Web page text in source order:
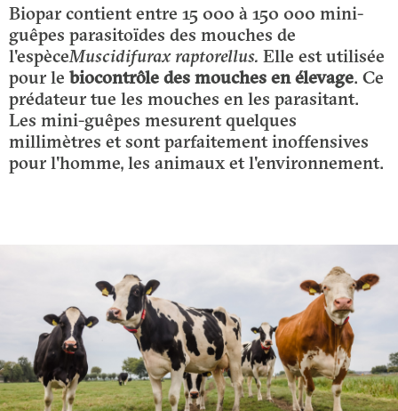
Biopar contient entre 15 000 à 150 000 mini-
guêpes parasitoïdes des mouches de
l'espèceMuscidifurax raptorellus. Elle est utilisée
pour le biocontrôle des mouches en élevage. Ce
prédateur tue les mouches en les parasitant.
Les mini-guêpes mesurent quelques
millimètres et sont parfaitement inoffensives
pour l'homme, les animaux et l'environnement.